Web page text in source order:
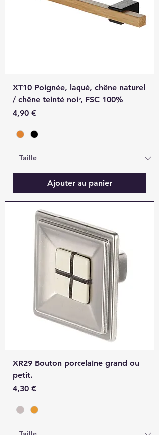
XT10 Poignée, laqué, chêne naturel
/ chêne teinté noir, FSC 100%
Prix
4,90 €
Ajouter au panier
XR29 Bouton porcelaine grand ou
petit.
Prix
4,30 €